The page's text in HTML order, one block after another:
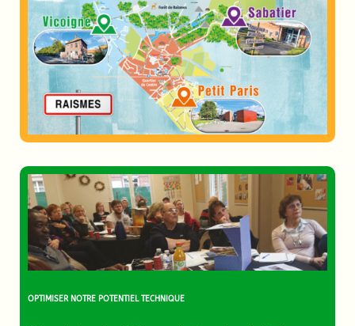
OPTIMISER NOTRE POTENTIEL TECHNIQUE